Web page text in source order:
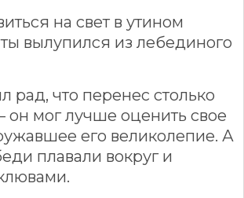
на свет в утином
вылупился из лебединого
рад, что перенес столько
он мог лучше оценить свое
его великолепие. А
плавали вокруг и